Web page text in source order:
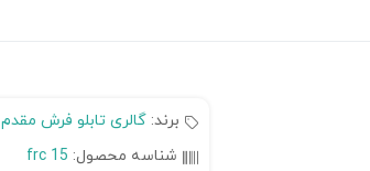
برند: گالری تابلو فرش مقدم
شناسه محصول: frc 15